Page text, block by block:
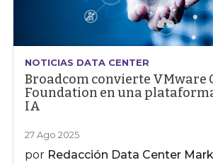
NOTICIAS DATA CENTER
Broadcom convierte VMware
Foundation en una
IA
27 Ago 2025
por Redacción Data Center